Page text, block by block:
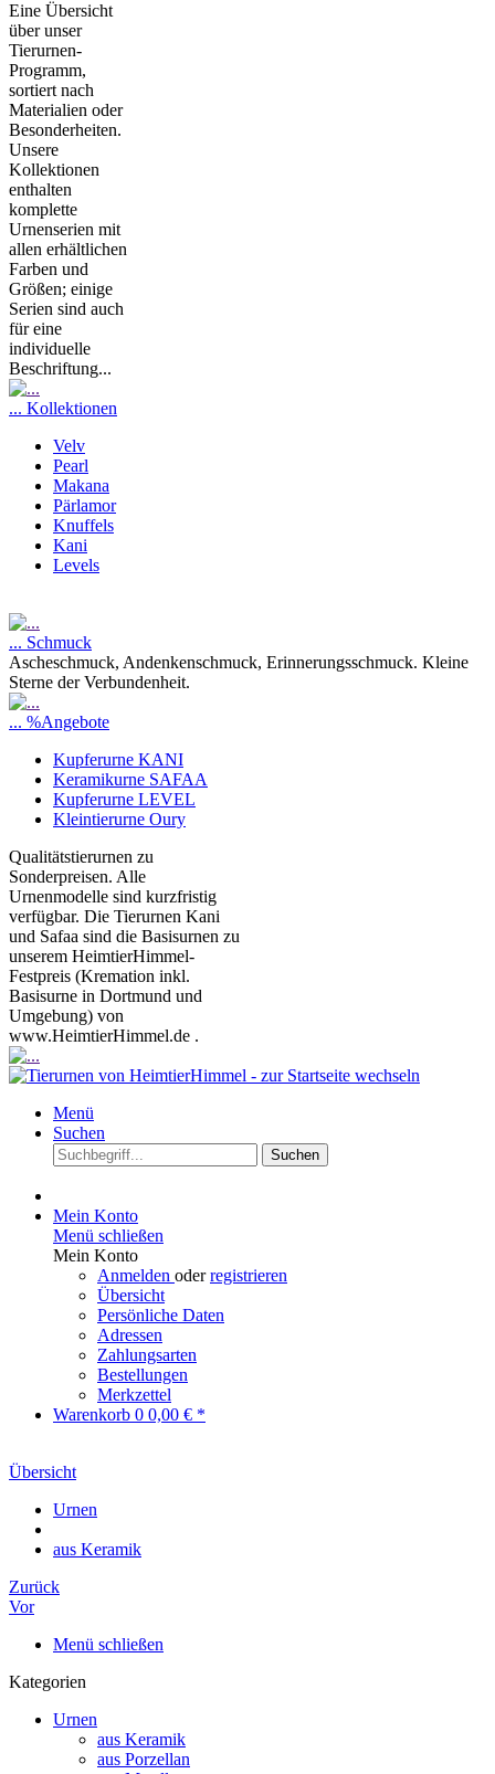
Eine Übersicht
über unser
Tierurnen-
Programm,
sortiert nach
Materialien oder
Besonderheiten.
Unsere
Kollektionen
enthalten
komplette
Urnenserien mit
allen erhältlichen
Farben und
Größen; einige
Serien sind auch
für eine
individuelle
Beschriftung...
... Kollektionen
Velv
Pearl
Makana
Pärlamor
Knuffels
Kani
Levels
... Schmuck
Ascheschmuck, Andenkenschmuck, Erinnerungsschmuck. Kleine
Sterne der Verbundenheit.
... %Angebote
Kupferurne KANI
Keramikurne SAFAA
Kupferurne LEVEL
Kleintierurne Oury
Qualitätstierurnen zu
Sonderpreisen. Alle
Urnenmodelle sind kurzfristig
verfügbar. Die Tierurnen Kani
und Safaa sind die Basisurnen zu
unserem HeimtierHimmel-
Festpreis (Kremation inkl.
Basisurne in Dortmund und
Umgebung) von
www.HeimtierHimmel.de .
Menü
Suchen
Suchen
Mein Konto
Menü schließen
Mein Konto
Anmelden oderregistrieren
Übersicht
Persönliche Daten
Adressen
Zahlungsarten
Bestellungen
Merkzettel
Warenkorb 0 0,00 € *
Übersicht
Urnen
aus Keramik
Zurück
Vor
Menü schließen
Kategorien
Urnen
aus Keramik
aus Porzellan